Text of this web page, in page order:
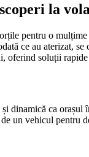
la
pentru o
ce au aterizat,
soluții
dinamică ca
un vehicul pentru